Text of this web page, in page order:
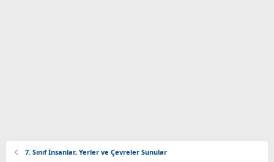
7. Sınıf İnsanlar, Yerler ve Çevreler Sunular